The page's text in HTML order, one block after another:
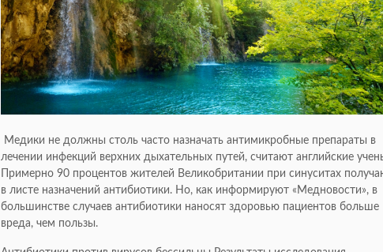
Медики не должны столь часто назначать антимикробные препараты в
лечении инфекций верхних дыхательных путей, считают английские
Примерно 90 процентов жителей Великобритании при синуситах
в листе назначений антибиотики. Но, как информируют «Медновости», в
большинстве случаев антибиотики наносят здоровью пациентов больше
вреда, чем пользы.